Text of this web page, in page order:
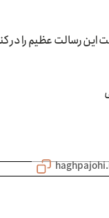
این رسالت عظیم را